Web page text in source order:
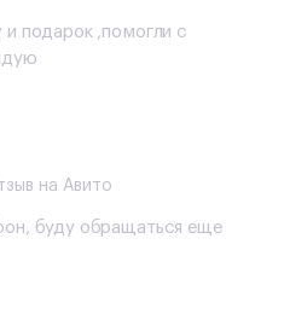
и подарок ,помогли с
на Авито
буду обращаться еще